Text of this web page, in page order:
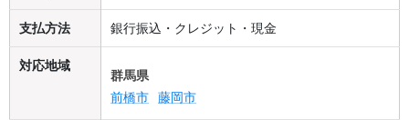
支払方法 銀行振込・クレジット・現金
対応地域
群馬県
前橋市 藤岡市